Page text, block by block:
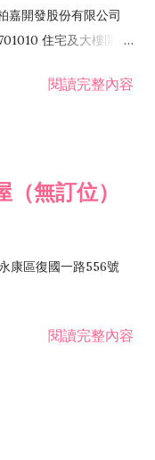
嘉開發股份有限公司
住宅及大樓開發
動產租賃業 I503010
閱讀完整內容
（無訂位）
康區復國一路556號
閱讀完整內容